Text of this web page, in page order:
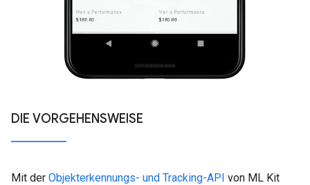
DIE VORGEHENSWEISE
Mit der Objekterkennungs- und Tracking-API von ML Kit